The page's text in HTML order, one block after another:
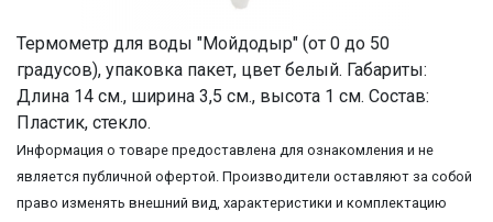
Термометр для воды "Мойдодыр" (от 0 до 50
градусов), упаковка пакет, цвет белый. Габариты:
Длина 14 см., ширина 3,5 см., высота 1 см. Состав:
Пластик, стекло.
Информация о товаре предоставлена для ознакомления и не
является публичной офертой. Производители оставляют за собой
право изменять внешний вид, характеристики и комплектацию